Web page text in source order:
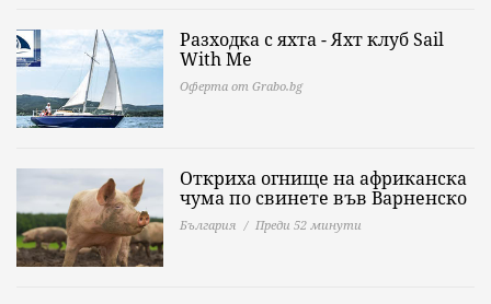
Разходка с яхта - Яхт клуб Sail
With Me
Оферта от Grabo.bg
Откриха огнище на африканска
чума по свинете във Варненско
България Преди 52 минути